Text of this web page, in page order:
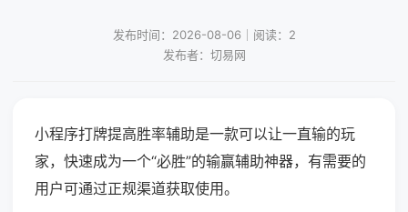
发布时间：2026-08-06｜阅读：2
发布者：切易网
小程序打牌提高胜率辅助是一款可以让一直输的玩
家，快速成为一个“必胜”的输赢辅助神器，有需要的
用户可通过正规渠道获取使用。